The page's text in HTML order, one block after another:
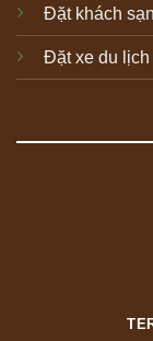
Đặt khách sạn
Đặt xe du lịch